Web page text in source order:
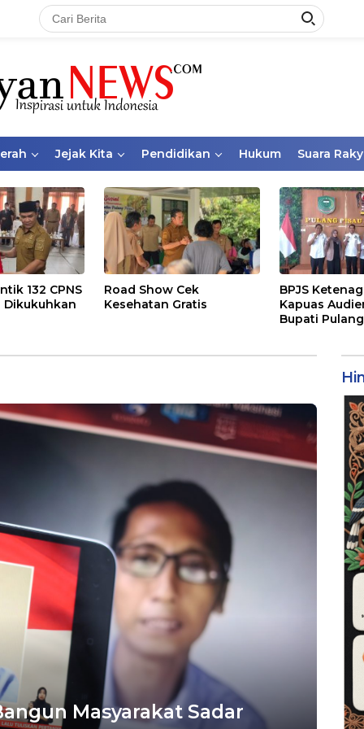
Jejak Kita Pendidikan Hukum Suara
132 CPNS
Dikukuhkan
Road Show Cek
Kesehatan Gratis
BPJS
Kapuas
Bupati
Masyarakat Sadar